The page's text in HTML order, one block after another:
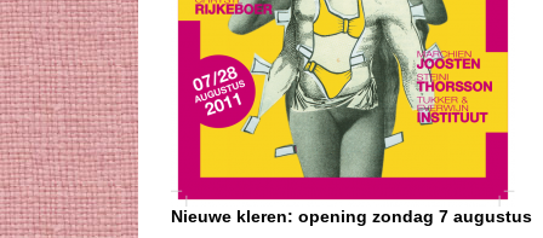
Nieuwe kleren: opening zondag 7 augustus